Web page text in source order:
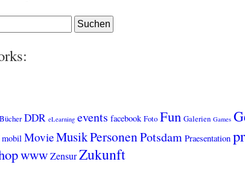
Bücher DDR eLearning events facebook Foto Fun Galerien Games
mobil MovieMusikPersonenPotsdam Praesentation
wwwZensurZukunft